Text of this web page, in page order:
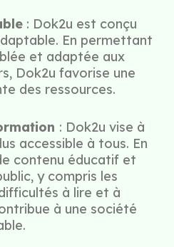
: Dok2u est conçu
En permettant
et adaptée aux
Dok2u favorise une
des ressources.
: Dok2u vise à
accessible à tous. En
contenu éducatif et
y compris les
à lire et à
à une société